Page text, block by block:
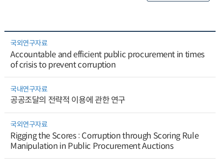
국외연구자료
Accountable and efficient public procurement in times
of crisis to prevent corruption
국내연구자료
공공조달의 전략적 이용에 관한 연구
국외연구자료
Rigging the Scores : Corruption through Scoring Rule
Manipulation in Public Procurement Auctions